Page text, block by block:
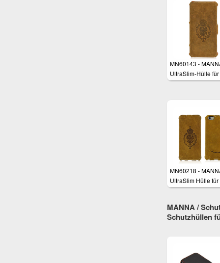
MN60143 -
UltraSlim-Hülle
iPhone 6 Plus
MN60218 -
UltraSlim Hülle für
iPhone 6S (4,7
MANNA /
Schutzhüllen